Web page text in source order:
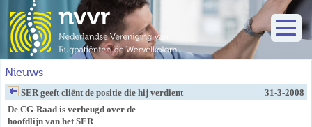
Nieuws
SER geeft cliënt de positie die hij verdient
31-3-2008
De CG-Raad is verheugd over de
hoofdlijn van het SER